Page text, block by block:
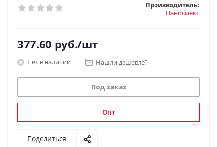
Производитель:
Нанофлекс
377.60 руб./шт
Нет в наличии Нашли дешевле?
Под заказ
Опт
Поделиться